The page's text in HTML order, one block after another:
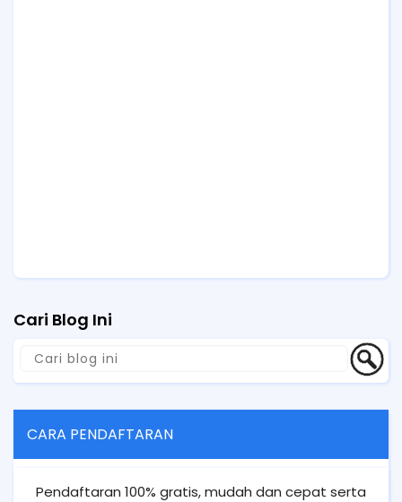
Cari Blog Ini
CARA PENDAFTARAN
Pendaftaran 100% gratis, mudah dan cepat serta